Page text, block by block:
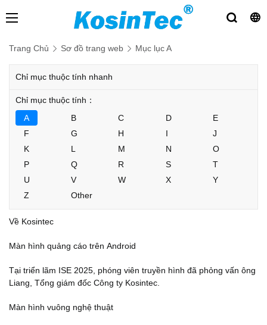
Trang Chủ Sơ đồ trang web Mục lục A
Chỉ mục thuộc tính nhanh
Chỉ mục thuộc tính：
A
B C D
E
F
G H I
J
K
L M N
O
P
Q R S
T
U
V W X
Y
Z
Other
Về Kosintec
Màn hình quảng cáo trên Android
Tại triển lãm ISE 2025, phóng viên truyền hình đã phỏng vấn ông
Liang, Tổng giám đốc Công ty Kosintec.
Màn hình vuông nghệ thuật